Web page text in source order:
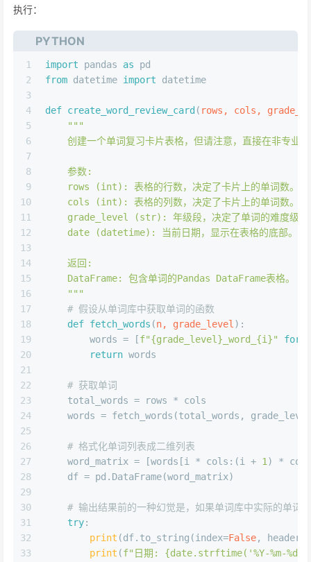
执行：
PYTHON
1
2
3
4
5
6
7
8
9
10
11
12
13
14
15
16
17
18
19
20
21
22
23
24
25
26
27
28
29
30
31
32
33
import pandas as pd
from datetime import datetime
def create_word_review_card ( rows, cols,
"""
创建一个单词复习卡片表格，但请注意，直接在非专业
    参数:
    rows (int): 表格的行数，决定了卡片上的单词数。
    cols (int): 表格的列数，决定了卡片上的单词数。
grade_level (str): 年级段，决定了单词的难度级别
    date (datetime): 当前日期，显示在表格的底部。
    返回:
    DataFrame: 包含单词的Pandas DataFrame表格。
    """
# 假设从单词库中获取单词的函数
def fetch_words (n, grade_level ):
        words = [
f"{grade_level} _word_ {i}" for
return words
# 获取单词
    total_words = rows * cols
words = fetch_words(total_words,
# 格式化单词列表成二维列表
    word_matrix = [words[i * cols:(i +
1 ) *
    df = pd.DataFrame(word_matrix)
# 输出结果前的一种幻觉是，如果单词库中实际的单词
try:
print (df.to_string(index=False, header=
print (f"日期: {date.strftime( '%Y-%m-%d'